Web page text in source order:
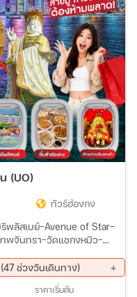
(UO)
ทัวร์ฮ่องกง
พลัสเบย์-Avenue of Star-
ทพจันทรา-วัดแชกงหมิว-
ช่วงวันเดินทาง)
08 ส.ค. 69 - 10 ส.ค. 69
ราคาเริ่มต้น